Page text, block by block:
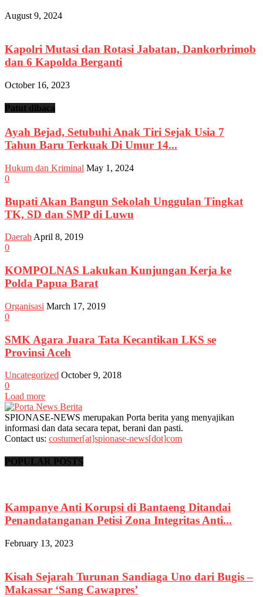
August 9, 2024
Kapolri Mutasi dan Rotasi Jabatan, Dankorbrimob
dan 6 Kapolda Berganti
October 16, 2023
Patut dibaca
Ayah Bejad, Setubuhi Anak Tiri Sejak Usia 7
Tahun Baru Terkuak Di Umur 14...
Hukum dan Kriminal May 1, 2024
0
Bupati Akan Bangun Sekolah Unggulan Tingkat
TK, SD dan SMP di Luwu
Daerah April 8, 2019
0
KOMPOLNAS Lakukan Kunjungan Kerja ke
Polda Papua Barat
Organisasi March 17, 2019
0
SMK Agara Juara Tata Kecantikan LKS se
Provinsi Aceh
Uncategorized October 9, 2018
0
Load more
SPIONASE-NEWS merupakan Porta berita yang menyajikan
informasi dan data secara tepat, berani dan pasti.
Contact us: costumer[at]spionase-news[dot]com
POPULAR POSTS
Kampanye Anti Korupsi di Bantaeng Ditandai
Penandatanganan Petisi Zona Integritas Anti...
February 13, 2023
Kisah Sejarah Turunan Sandiaga Uno dari Bugis –
Makassar ‘Sang Cawapres’